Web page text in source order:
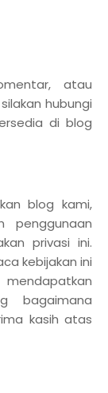
atau
hubungi
di blog
blog kami,
penggunaan
privasi ini.
kebijakan ini
bagaimana
kasih atas